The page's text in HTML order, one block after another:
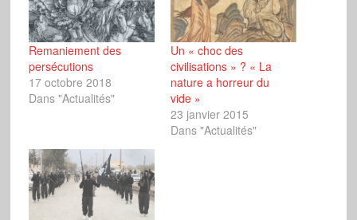
Remaniement des
persécutions
17 octobre 2018
Dans "Actualités"
Un « choc des
civilisations » ? « La
nature a horreur du
vide »
23 janvier 2015
Dans "Actualités"